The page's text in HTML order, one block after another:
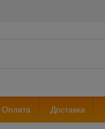
Оплата Доставка